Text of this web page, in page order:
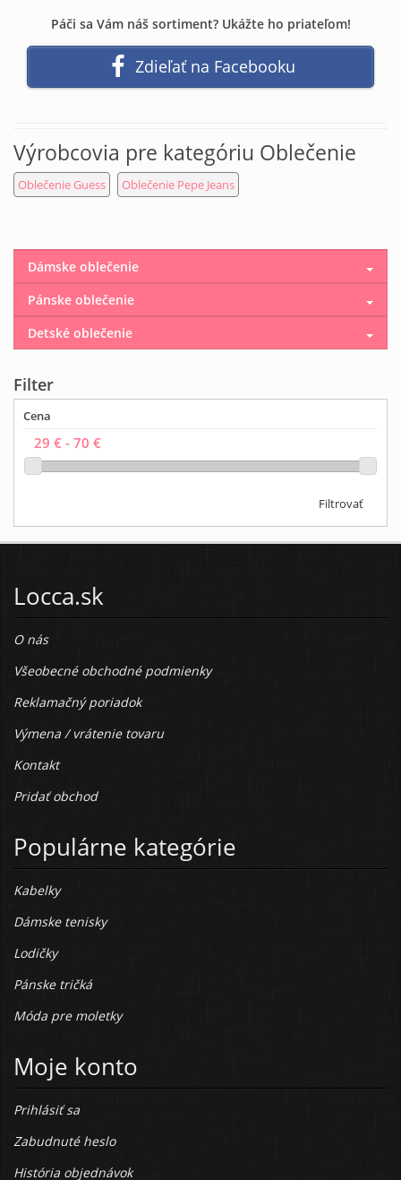
Páči sa Vám náš sortiment? Ukážte ho priateľom!
Zdieľať na Facebooku
Výrobcovia pre kategóriu Oblečenie
Oblečenie Guess Oblečenie Pepe Jeans
Dámske oblečenie
Pánske oblečenie
Detské oblečenie
Filter
Cena
Filtrovať
Locca.sk
O nás
Všeobecné obchodné podmienky
Reklamačný poriadok
Výmena / vrátenie tovaru
Kontakt
Pridať obchod
Populárne kategórie
Kabelky
Dámske tenisky
Lodičky
Pánske tričká
Móda pre moletky
Moje konto
Prihlásiť sa
Zabudnuté heslo
História objednávok